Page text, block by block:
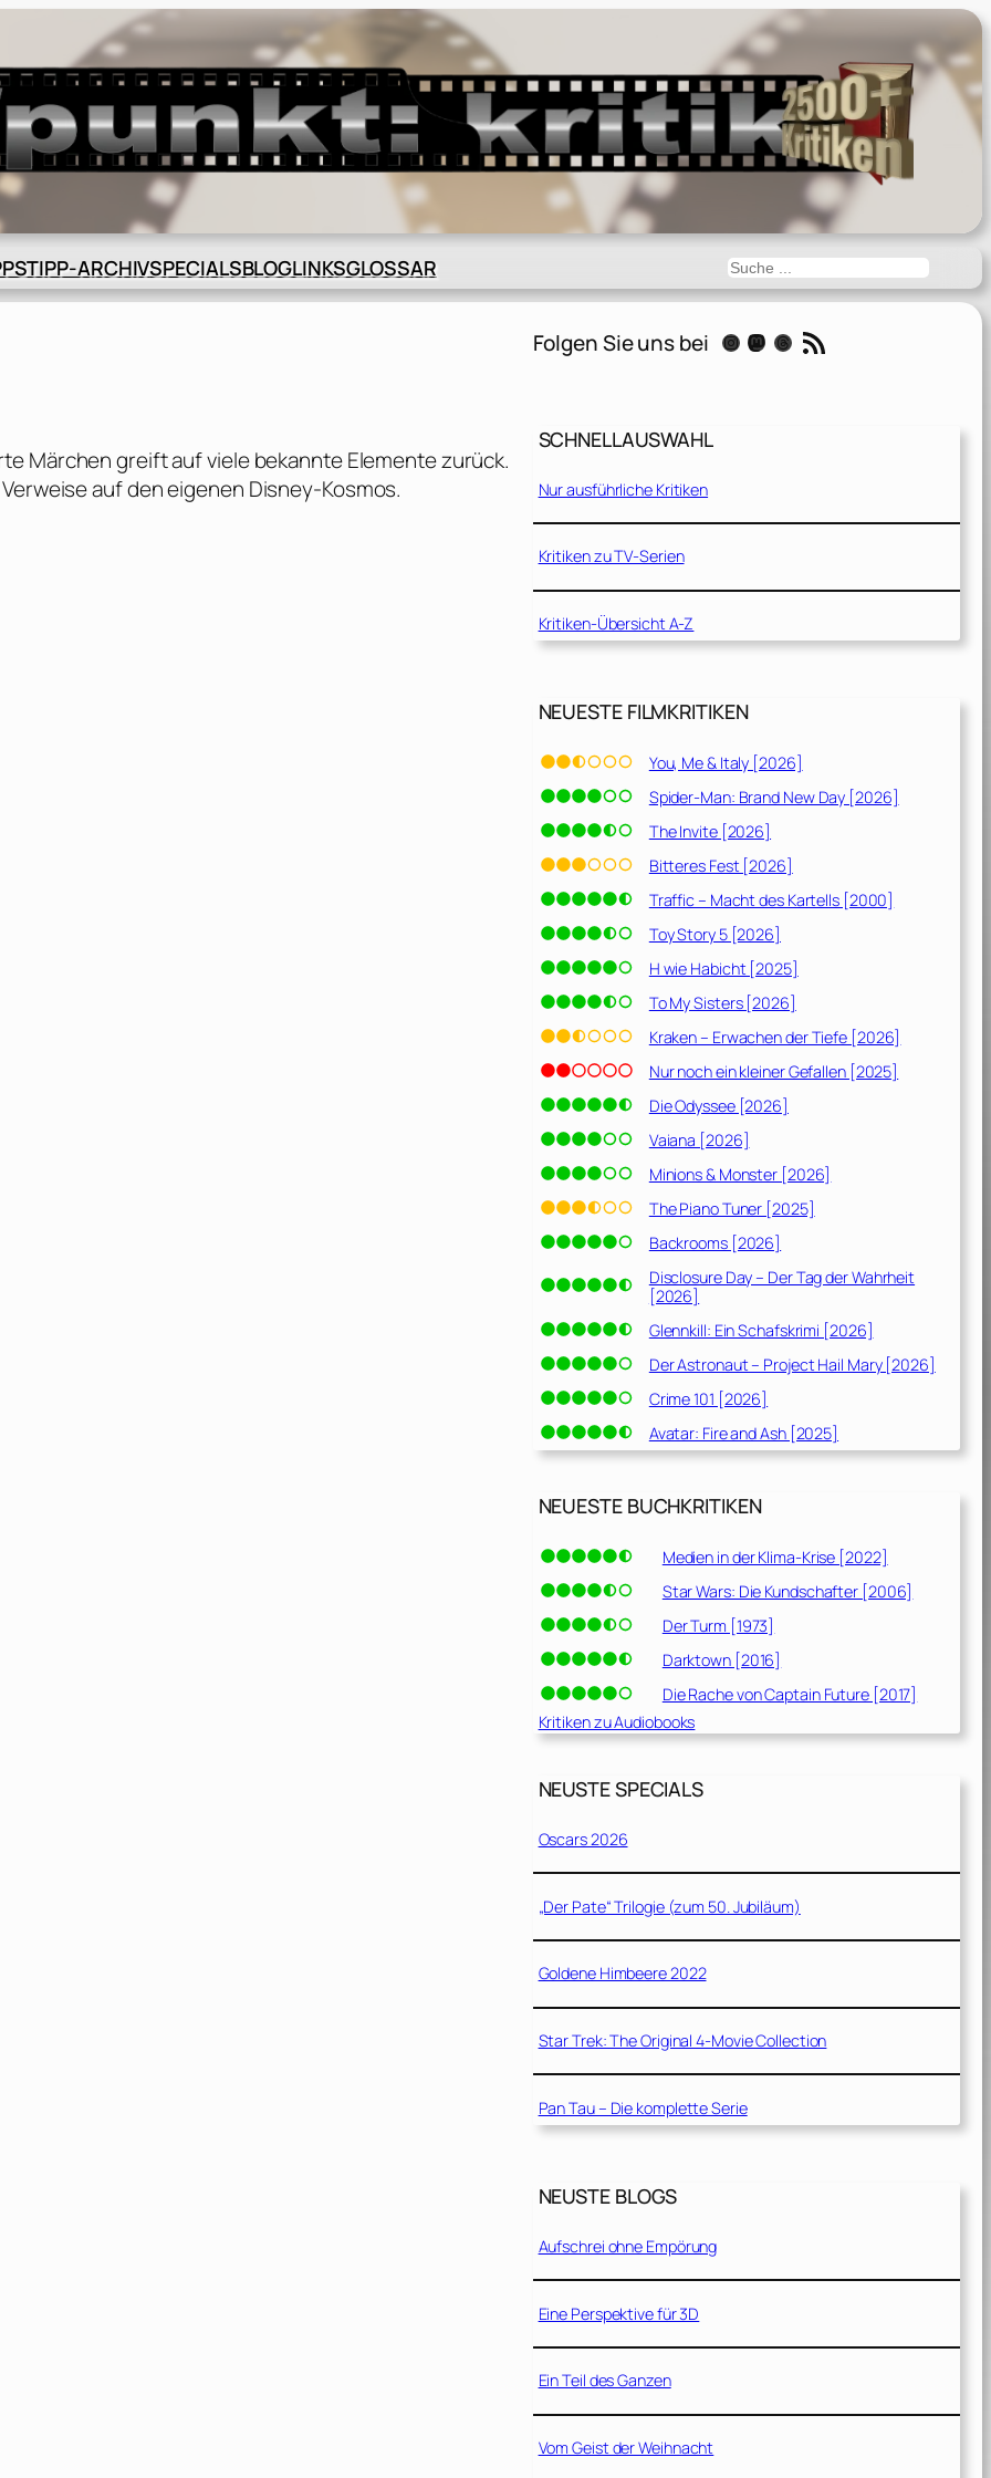
TIPP-ARCHIVSPECIALSBLOGLINKSGLOSSAR Suchen
Märchen greift auf viele bekannte Elemente zurück.
auf den eigenen Disney-Kosmos.
Folgen Sie uns bei Instagram Mastodon Threads RSS-Feed
SCHNELLAUSWAHL
Nur ausführliche Kritiken
Kritiken zu TV-Serien
Kritiken-Übersicht A-Z
NEUESTE FILMKRITIKEN
You, Me & Italy [2026]
Spider-Man: Brand New Day [2026]
The Invite [2026]
Bitteres Fest [2026]
Traffic – Macht des Kartells [2000]
Toy Story 5 [2026]
H wie Habicht [2025]
To My Sisters [2026]
Kraken – Erwachen der Tiefe [2026]
Nur noch ein kleiner Gefallen [2025]
Die Odyssee [2026]
Vaiana [2026]
Minions & Monster [2026]
The Piano Tuner [2025]
Backrooms [2026]
Disclosure Day – Der Tag der Wahrheit
[2026]
Glennkill: Ein Schafskrimi [2026]
Der Astronaut – Project Hail Mary [2026]
Crime 101 [2026]
Avatar: Fire and Ash [2025]
NEUESTE BUCHKRITIKEN
Medien in der Klima-Krise [2022]
Star Wars: Die Kundschafter [2006]
Der Turm [1973]
Darktown [2016]
Die Rache von Captain Future [2017]
Kritiken zu Audiobooks
NEUSTE SPECIALS
Oscars 2026
„Der Pate“ Trilogie (zum 50. Jubiläum)
Goldene Himbeere 2022
Star Trek: The Original 4-Movie Collection
Pan Tau – Die komplette Serie
NEUSTE BLOGS
Aufschrei ohne Empörung
Eine Perspektive für 3D
Ein Teil des Ganzen
Vom Geist der Weihnacht